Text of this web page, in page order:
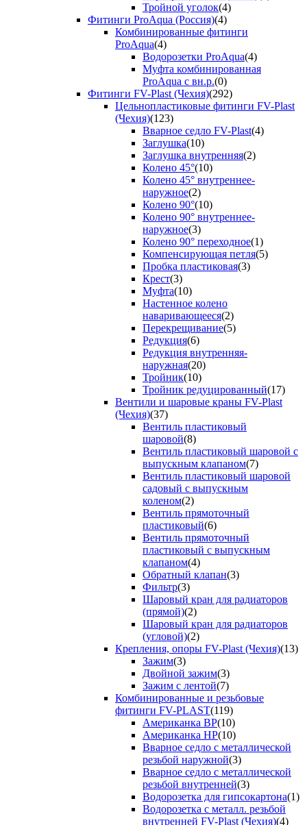
Тройной уголок(4)
Фитинги ProAqua (Россия)(4)
Комбинированные фитинги
ProAqua(4)
Водорозетки ProAqua(4)
Муфта комбинированная
ProAqua с вн.р.(0)
Фитинги FV-Plast (Чехия)(292)
Цельнопластиковые фитинги FV-Plast
(Чехия)(123)
Вварное седло FV-Plast(4)
Заглушка(10)
Заглушка внутренняя(2)
Колено 45°(10)
Колено 45° внутреннее-
наружное(2)
Колено 90°(10)
Колено 90° внутреннее-
наружное(3)
Колено 90° переходное(1)
Компенсирующая петля(5)
Пробка пластиковая(3)
Крест(3)
Муфта(10)
Настенное колено
наваривающееся(2)
Перекрещивание(5)
Редукция(6)
Редукция внутренняя-
наружная(20)
Тройник(10)
Тройник редуцированный(17)
Вентили и шаровые краны FV-Plast
(Чехия)(37)
Вентиль пластиковый
шаровой(8)
Вентиль пластиковый шаровой с
выпускным клапаном(7)
Вентиль пластиковый шаровой
садовый с выпускным
коленом(2)
Вентиль прямоточный
пластиковый(6)
Вентиль прямоточный
пластиковый с выпускным
клапаном(4)
Обратный клапан(3)
Фильтр(3)
Шаровый кран для радиаторов
(прямой)(2)
Шаровый кран для радиаторов
(угловой)(2)
Крепления, опоры FV-Plast (Чехия)(13)
Зажим(3)
Двойной зажим(3)
Зажим с лентой(7)
Комбинированные и резьбовые
фитинги FV-PLAST(119)
Американка ВР(10)
Американка НР(10)
Вварное седло с металлической
резьбой наружной(3)
Вварное седло с металлической
резьбой внутренней(3)
Водорозетка для гипсокартона(1)
Водорозетка с металл. резьбой
внутренней FV-Plast (Чехия)(4)